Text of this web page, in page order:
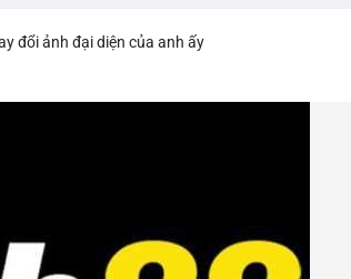
đổi ảnh đại diện của anh ấy